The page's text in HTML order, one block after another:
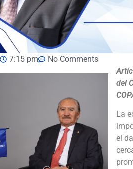
7:15 pm
No Comments
del
La
el